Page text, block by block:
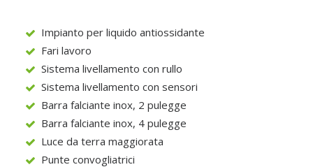
Impianto per liquido antiossidante
Fari lavoro
Sistema livellamento con rullo
Sistema livellamento con sensori
Barra falciante inox, 2 pulegge
Barra falciante inox, 4 pulegge
Luce da terra maggiorata
Punte convogliatrici